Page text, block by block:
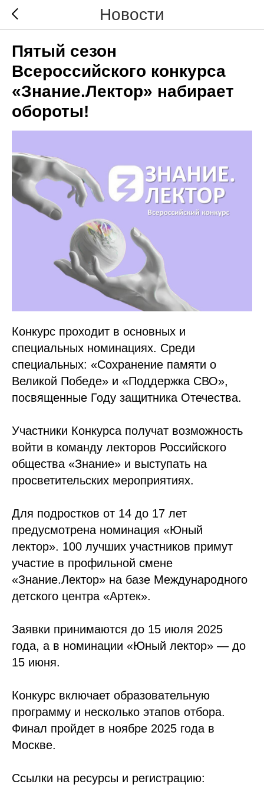
Новости
Пятый сезон
Всероссийского конкурса
«Знание.Лектор» набирает
обороты!
Конкурс проходит в основных и
специальных номинациях. Среди
специальных: «Сохранение памяти о
Великой Победе» и «Поддержка СВО»,
посвященные Году защитника Отечества.
Участники Конкурса получат возможность
войти в команду лекторов Российского
общества «Знание» и выступать на
просветительских мероприятиях.
Для подростков от 14 до 17 лет
предусмотрена номинация «Юный
лектор». 100 лучших участников примут
участие в профильной смене
«Знание.Лектор» на базе Международного
детского центра «Артек».
Заявки принимаются до 15 июля 2025
года, а в номинации «Юный лектор» — до
15 июня.
Конкурс включает образовательную
программу и несколько этапов отбора.
Финал пройдет в ноябре 2025 года в
Москве.
Ссылки на ресурсы и регистрацию: